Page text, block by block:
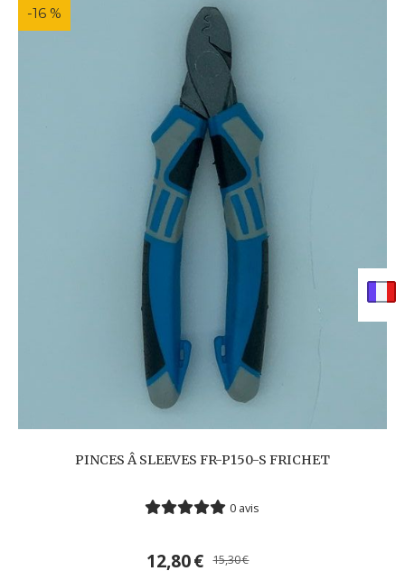
-16 %
PINCES Â SLEEVES FR-P150-S FRICHET
0 avis
12,80€ 15,30€